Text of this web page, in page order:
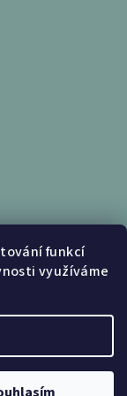
funkcí
využíváme